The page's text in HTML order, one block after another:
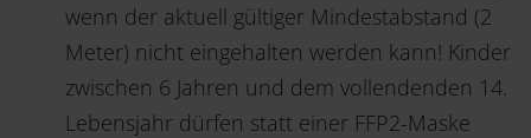
wenn der aktuell gültiger Mindestabstand (2
Meter) nicht eingehalten werden kann! Kinder
zwischen 6 Jahren und dem vollendenden 14.
Lebensjahr dürfen statt einer FFP2-Maske